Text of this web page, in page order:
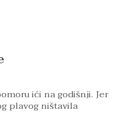
ići na godišnji. Jer
plavog ništavila